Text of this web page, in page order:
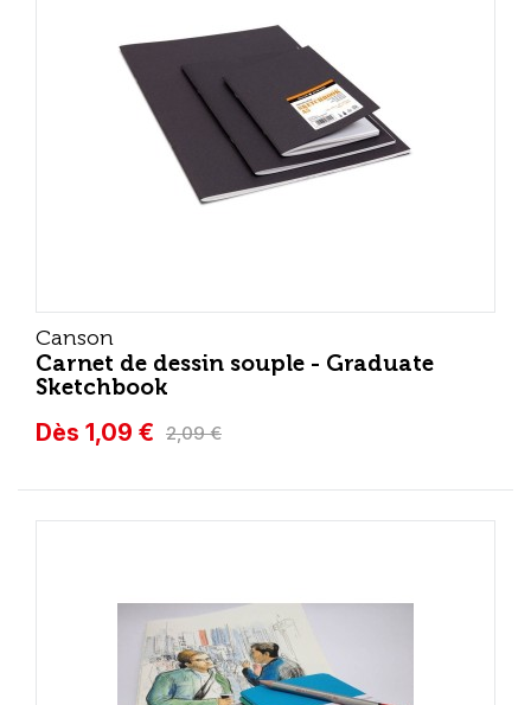
Canson
Carnet de dessin souple - Graduate
Sketchbook
Dès 1,09 € 2,09 €